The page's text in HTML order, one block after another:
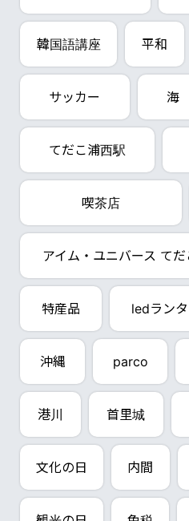
韓国語講座 平和
サッカー 海
てだこ浦西駅
喫茶店
アイム・ユニバース て
特産品 ledラン
沖縄 parco
港川 首里城
文化の日 内間